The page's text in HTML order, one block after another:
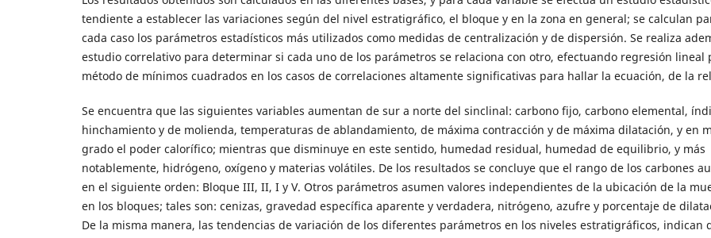
tendiente a establecer las variaciones según del nivel estratigráfico, el bloque y en la zona en general; se calculan
cada caso los parámetros estadísticos más utilizados como medidas de centralización y de dispersión. Se realiza
estudio correlativo para determinar si cada uno de los parámetros se relaciona con otro, efectuando regresión lineal
método de mínimos cuadrados en los casos de correlaciones altamente significativas para hallar la ecuación, de la
Se encuentra que las siguientes variables aumentan de sur a norte del sinclinal: carbono fijo, carbono elemental,
hinchamiento y de molienda, temperaturas de ablandamiento, de máxima contracción y de máxima dilatación, y en
grado el poder calorífico; mientras que disminuye en este sentido, humedad residual, humedad de equilibrio, y más
notablemente, hidrógeno, oxígeno y materias volátiles. De los resultados se concluye que el rango de los carbones
en el siguiente orden: Bloque III, II, I y V. Otros parámetros asumen valores independientes de la ubicación de la
en los bloques; tales son: cenizas, gravedad específica aparente y verdadera, nitrógeno, azufre y porcentaje de
De la misma manera, las tendencias de variación de los diferentes parámetros en los niveles estratigráficos, indican